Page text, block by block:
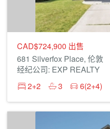
CAD$724,900 出售
681 Silverfox Place, 伦敦
经纪公司: EXP REALTY
2+2
3 6(2+4)